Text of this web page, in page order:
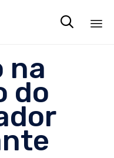

na
do